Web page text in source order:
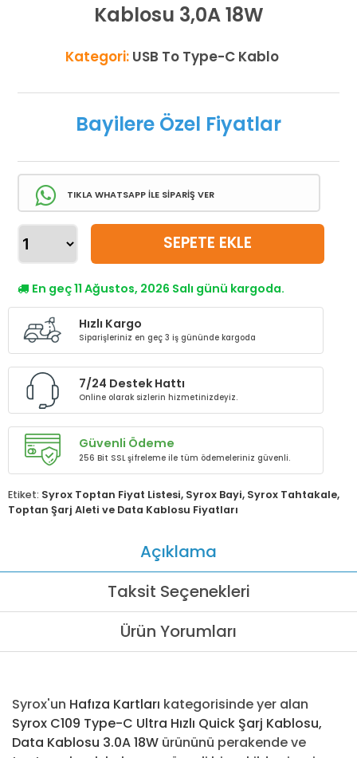
Kablosu 3,0A 18W
Kategori: USB To Type-C Kablo
Bayilere Özel Fiyatlar
TIKLA WHATSAPP İLE SİPARİŞ VER
SEPETE EKLE
En geç 11 Ağustos, 2026 Salı günü kargoda.
Hızlı Kargo
Siparişleriniz en geç 3 iş gününde kargoda
7/24 Destek Hattı
Online olarak sizlerin hizmetinizdeyiz.
Güvenli Ödeme
256 Bit SSL şifreleme ile tüm ödemeleriniz güvenli.
Etiket: Syrox Toptan Fiyat Listesi, Syrox Bayi, Syrox Tahtakale,
Toptan Şarj Aleti ve Data Kablosu Fiyatları
Açıklama
Taksit Seçenekleri
Ürün Yorumları
Syrox'un Hafıza Kartları kategorisinde yer alan
Syrox C109 Type-C Ultra Hızlı Quick Şarj Kablosu,
Data Kablosu 3.0A 18W ürününü perakende ve